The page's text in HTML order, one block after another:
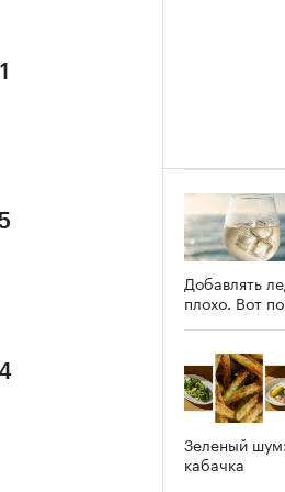
Добавлять
плохо. Вот
Зеленый
кабачка